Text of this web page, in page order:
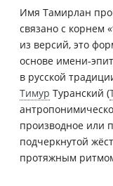
Имя Тамирлан
связано с корнем
из версий, это
основе имени-
в русской
Тимур Туранский (
производное или
подчеркнутой
протяжным